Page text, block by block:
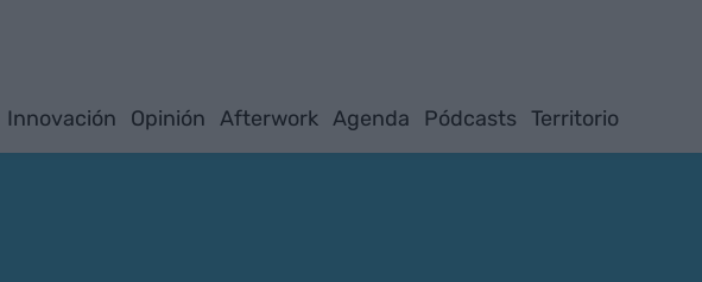
Innovación Opinión Afterwork Agenda Pódcasts Territorio